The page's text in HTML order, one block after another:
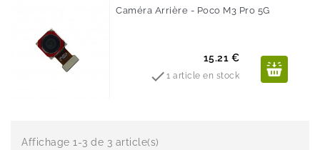
Caméra Arrière - Poco M3 Pro 5G
Prix
15.21 €
1 article en stock
Affichage 1-3 de 3 article(s)